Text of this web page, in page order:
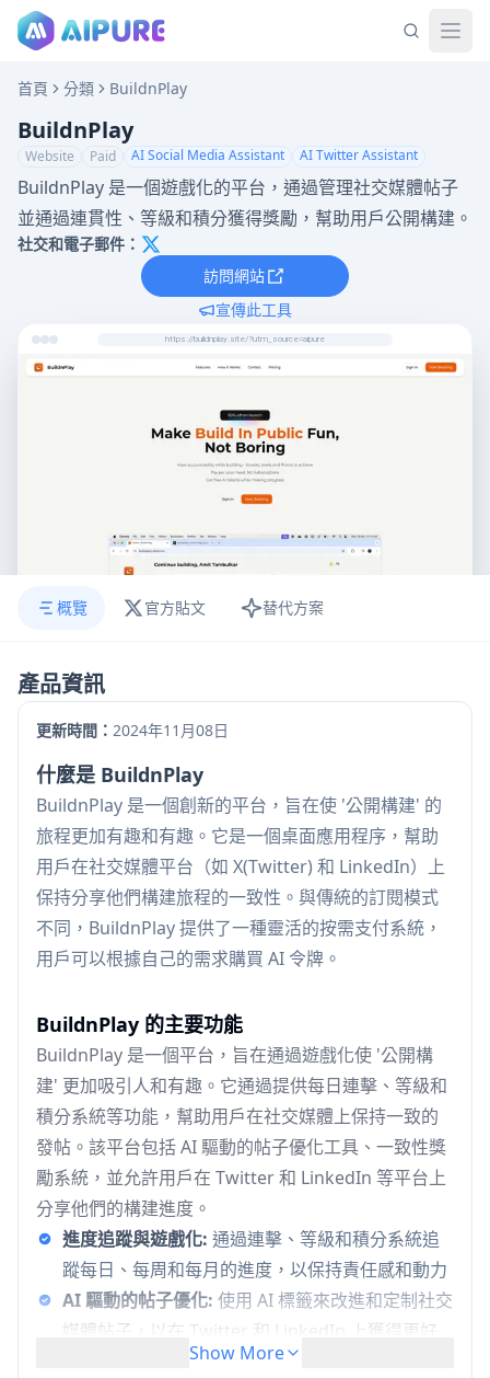
首頁 分類 BuildnPlay
BuildnPlay
Website Paid AI Social Media Assistant AI Twitter Assistant
BuildnPlay 是一個遊戲化的平台，通過管理社交媒體帖子
並通過連貫性、等級和積分獲得獎勵，幫助用戶公開構建。
社交和電子郵件：
訪問網站
宣傳此工具
https://buildnplay.site/?utm_source=aipure
概覽 官方貼文 替代方案
產品資訊
更新時間： 2024年11月08日
什麼是 BuildnPlay
BuildnPlay 是一個創新的平台，旨在使 '公開構建' 的
旅程更加有趣和有趣。它是一個桌面應用程序，幫助
用戶在社交媒體平台（如 X(Twitter) 和 LinkedIn）上
保持分享他們構建旅程的一致性。與傳統的訂閱模式
不同，BuildnPlay 提供了一種靈活的按需支付系統，
用戶可以根據自己的需求購買 AI 令牌。
BuildnPlay 的主要功能
BuildnPlay 是一個平台，旨在通過遊戲化使 '公開構
建' 更加吸引人和有趣。它通過提供每日連擊、等級和
積分系統等功能，幫助用戶在社交媒體上保持一致的
發帖。該平台包括 AI 驅動的帖子優化工具、一致性獎
勵系統，並允許用戶在 Twitter 和 LinkedIn 等平台上
分享他們的構建進度。
進度追蹤與遊戲化: 通過連擊、等級和積分系統追
蹤每日、每周和每月的進度，以保持責任感和動力
AI 驅動的帖子優化: 使用 AI 標籤來改進和定制社交
媒體帖子，以在 Twitter 和 LinkedIn 上獲得更好
Show More